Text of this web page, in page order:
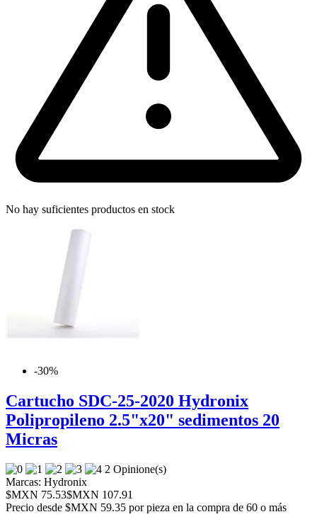
No hay suficientes productos en stock
-30%
Cartucho SDC-25-2020 Hydronix
Polipropileno 2.5"x20" sedimentos 20
Micras
2 Opinione(s)
Marcas: Hydronix
$MXN 75.53$MXN 107.91
Precio desde $MXN 59.35 por pieza en la compra de 60 o más